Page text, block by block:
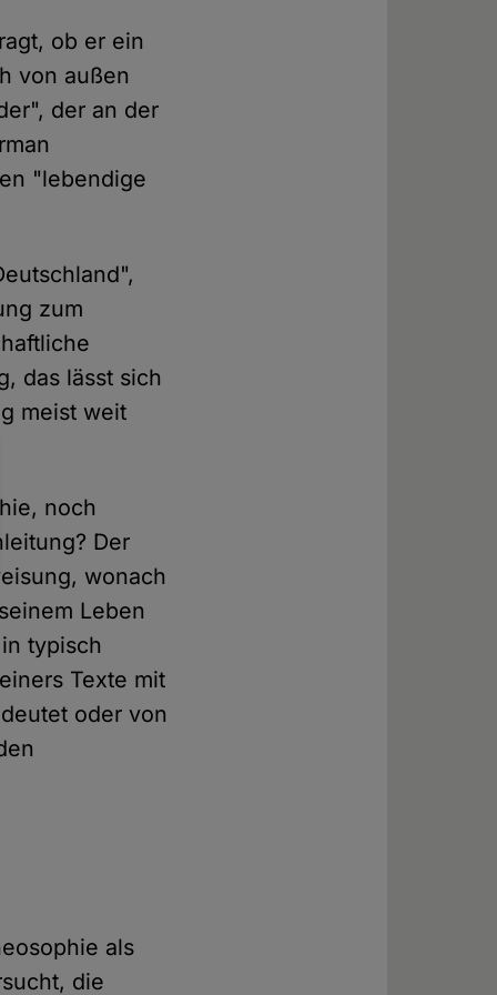
ob er ein
von außen
der an der
"lebendige
zum
das lässt sich
meist weit
noch
Der
wonach
Leben
typisch
Texte mit
oder von
als
die